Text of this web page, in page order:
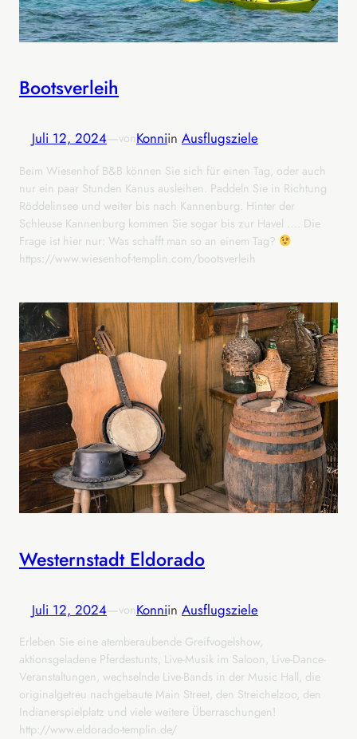
Bootsverleih
Juli 12, 2024 vonKonniin Ausflugsziele
Beim Wiesenhof B&B können Sie sich für einen Tag, oder auch
nur ein paar Stunden Kanus ausleihen. Paddeln Sie in Richtung
Röddelinsee und weiter bis nach Kannenburg. Hinter der
Schleuse Kannenburg kommen Sie sogar bis zur Havel …. Die
Frage ist hier nur: Was schafft man so an einem Tag?
https://www.wiesenhof-templin.com/bootsverleih
Westernstadt Eldorado
Juli 12, 2024 vonKonniin Ausflugsziele
Erleben Sie eine atemberaubende Greifvogelshow,
aktionsgeladene Pferdestunts, Live-Musik im Saloon, Live-Dance-
Veranstaltungen, wechselnde Live-Bands in der Music Hall, die
originalgetreu nachgebaute Main Street, den Streichelzoo, den
Indianerspielplatz und viele weitere Überraschungen!
http://www.eldorado-templin.de/